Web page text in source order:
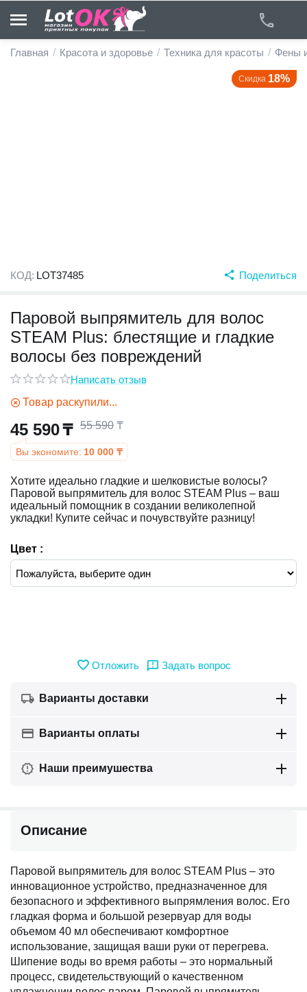
Главная / Красота и здоровье / Техника для красоты / Фены
Скидка 18%
КОД: LOT37485 Поделиться
Паровой выпрямитель для волос
STEAM Plus: блестящие и гладкие
волосы без повреждений
Написать отзыв
Товар раскупили...
45 590₸ 55 590 ₸
Вы экономите: 10 000 ₸
Хотите идеально гладкие и шелковистые волосы?
Паровой выпрямитель для волос STEAM Plus – ваш
идеальный помощник в создании великолепной
укладки! Купите сейчас и почувствуйте разницу!
Цвет :
Отложить Задать вопрос
Варианты доставки
Варианты оплаты
Наши преимушества
Описание
Паровой выпрямитель для волос STEAM Plus – это
инновационное устройство, предназначенное для
безопасного и эффективного выпрямления волос. Его
гладкая форма и большой резервуар для воды
объемом 40 мл обеспечивают комфортное
использование, защищая ваши руки от перегрева.
Шипение воды во время работы – это нормальный
процесс, свидетельствующий о качественном